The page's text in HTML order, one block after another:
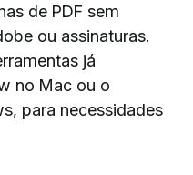
de PDF sem
ou assinaturas.
já
no Mac ou o
para necessidades